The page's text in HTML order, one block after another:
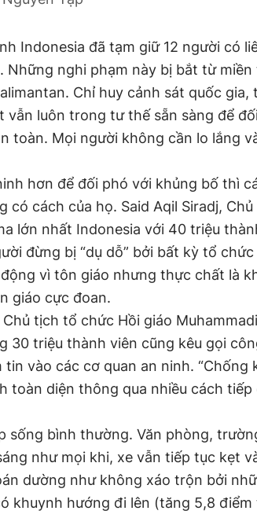
Indonesia đã tạm giữ 12 người có
Những nghi phạm này bị bắt từ miền
Chỉ huy cảnh sát quốc gia,
vẫn luôn trong tư thế sẵn sàng để
toàn. Mọi người không cần lo lắng
hơn để đối phó với khủng bố thì
có cách của họ. Said Aqil Siradj,
lớn nhất Indonesia với 40 triệu
đừng bị “dụ dỗ” bởi bất kỳ tổ chức
vì tôn giáo nhưng thực chất là
giáo cực đoan.
tịch tổ chức Hồi giáo
30 triệu thành viên cũng kêu gọi
vào các cơ quan an ninh. “Chống
toàn diện thông qua nhiều cách tiếp
sống bình thường. Văn phòng,
như mọi khi, xe vẫn tiếp tục kẹt
dường như không xáo trộn bởi
khuynh hướng đi lên (tăng 5,8